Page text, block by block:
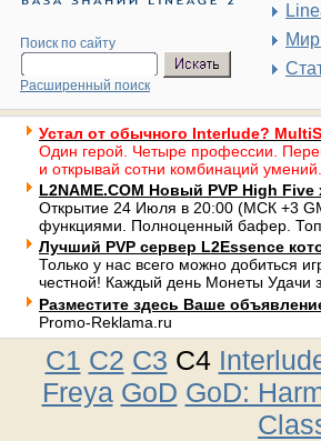
Поиск по сайту
Расширенный поиск
Устал от обычного Interlude?
Один герой. Четыре профессии.
и открывай сотни комбинаций умений.
L2NAME.COM Новый PVP High
Открытие 24 Июля в 20:00 (МСК +3
функциями. Полноценный бафер.
Лучший PVP сервер L2Essence
Только у нас всего можно добиться
честной! Каждый день Монеты Удачи
Разместите здесь Ваше
Promo-Reklama.ru
C1 C2 C3 C4
Freya GoD GoD: